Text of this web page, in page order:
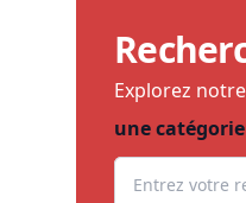
Explorez
une catégorie